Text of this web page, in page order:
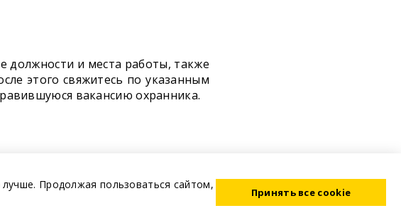
должности и места работы, также
этого свяжитесь по указанным
вакансию охранника.
Продолжая пользоваться сайтом,
Принять все cookie